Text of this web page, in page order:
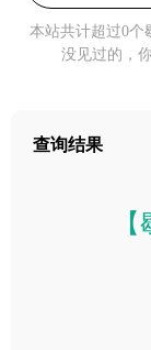
本站共计超过0个
没见过的，
查询结果